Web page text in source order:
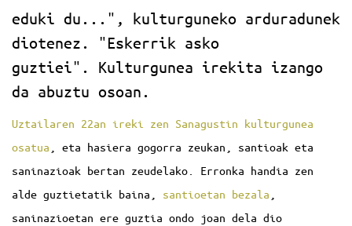
eduki du...", kulturguneko arduradunek
diotenez. "Eskerrik asko
guztiei". Kulturgunea irekita izango
da abuztu osoan.
Uztailaren 22an ireki zen Sanagustin kulturgunea
osatua , eta hasiera gogorra zeukan, santioak eta
saninazioak bertan zeudelako. Erronka handia zen
alde guztietatik baina, santioetan bezala
saninazioetan ere guztia ondo joan dela dio